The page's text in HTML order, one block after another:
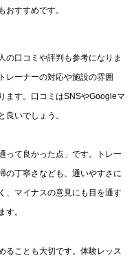
すすめです。
の口コミや評判も参考になりま
レーナーの対応や施設の雰囲
ます。口コミはSNSやGoogleマ
良いでしょう。
って良かった点」です。トレー
の丁寧さなども、通いやすさに
、マイナスの意見にも目を通す
す。
ることも大切です。体験レッス